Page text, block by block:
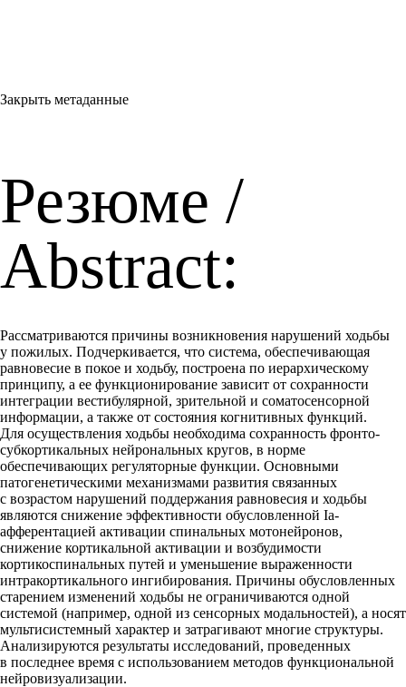
Закрыть метаданные
Резюме /
Abstract:
Рассматриваются причины возникновения нарушений ходьбы
у пожилых. Подчеркивается, что система, обеспечивающая
равновесие в покое и ходьбу, построена по иерархическому
принципу, а ее функционирование зависит от сохранности
интеграции вестибулярной, зрительной и соматосенсорной
информации, а также от состояния когнитивных функций.
Для осуществления ходьбы необходима сохранность фронто-
субкортикальных нейрональных кругов, в норме
обеспечивающих регуляторные функции. Основными
патогенетическими механизмами развития связанных
с возрастом нарушений поддержания равновесия и ходьбы
являются снижение эффективности обусловленной Ia-
афферентацией активации спинальных мотонейронов,
снижение кортикальной активации и возбудимости
кортикоспинальных путей и уменьшение выраженности
интракортикального ингибирования. Причины обусловленных
старением изменений ходьбы не ограничиваются одной
системой (например, одной из сенсорных модальностей), а носят
мультисистемный характер и затрагивают многие структуры.
Анализируются результаты исследований, проведенных
в последнее время с использованием методов функциональной
нейровизуализации.